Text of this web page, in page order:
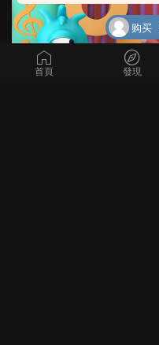
首頁 發現
了
购买
了
购买
了